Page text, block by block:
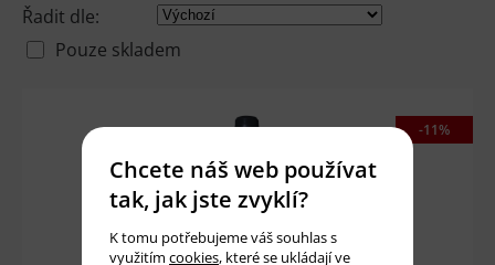
Řadit dle:
Pouze skladem
-11%
Chcete náš web používat
tak, jak jste zvyklí?
K tomu potřebujeme váš souhlas s
využitím cookies, které se ukládají ve